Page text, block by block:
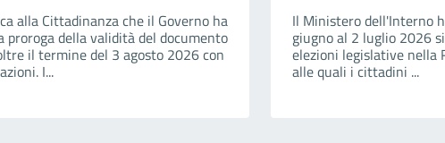
alla Cittadinanza che il Governo ha
proroga della validità del documento
il termine del 3 agosto 2026 con
I...
Il Ministero dell'Interno
giugno al 2 luglio 2026
elezioni legislative nella
alle quali i cittadini ...